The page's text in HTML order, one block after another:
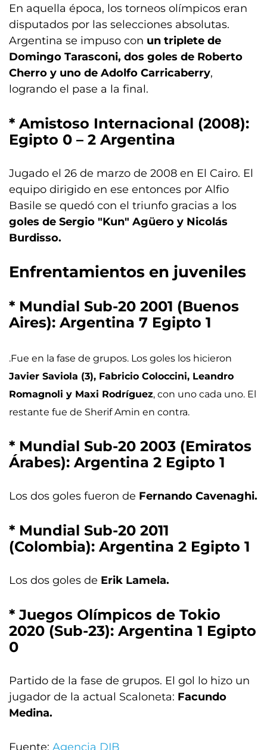
En aquella época, los torneos olímpicos eran
disputados por las selecciones absolutas.
Argentina se impuso con un triplete de
Domingo Tarasconi, dos goles de Roberto
Cherro y uno de Adolfo Carricaberry,
logrando el pase a la final.
* Amistoso Internacional (2008):
Egipto 0 – 2 Argentina
Jugado el 26 de marzo de 2008 en El Cairo. El
equipo dirigido en ese entonces por Alfio
Basile se quedó con el triunfo gracias a los
goles de Sergio "Kun" Agüero y Nicolás
Burdisso.
Enfrentamientos en juveniles
* Mundial Sub-20 2001 (Buenos
Aires): Argentina 7 Egipto 1
.Fue en la fase de grupos. Los goles los hicieron
Javier Saviola (3), Fabricio Coloccini, Leandro
Romagnoli y Maxi Rodríguez, con uno cada uno. El
restante fue de Sherif Amin en contra.
* Mundial Sub-20 2003 (Emiratos
Árabes): Argentina 2 Egipto 1
Los dos goles fueron de Fernando Cavenaghi.
* Mundial Sub-20 2011
(Colombia): Argentina 2 Egipto 1
Los dos goles de Erik Lamela.
* Juegos Olímpicos de Tokio
2020 (Sub-23): Argentina 1 Egipto
0
Partido de la fase de grupos. El gol lo hizo un
jugador de la actual Scaloneta: Facundo
Medina.
Fuente: Agencia DIB